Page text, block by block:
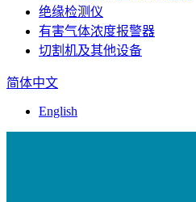
绝缘检测仪
有害气体浓度报警器
切割机及其他设备
简体中文
English